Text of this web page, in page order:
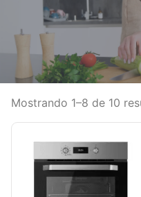
Mostrando 1–8 de 10